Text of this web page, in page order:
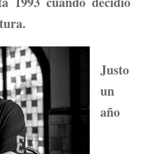
Justo
un
año